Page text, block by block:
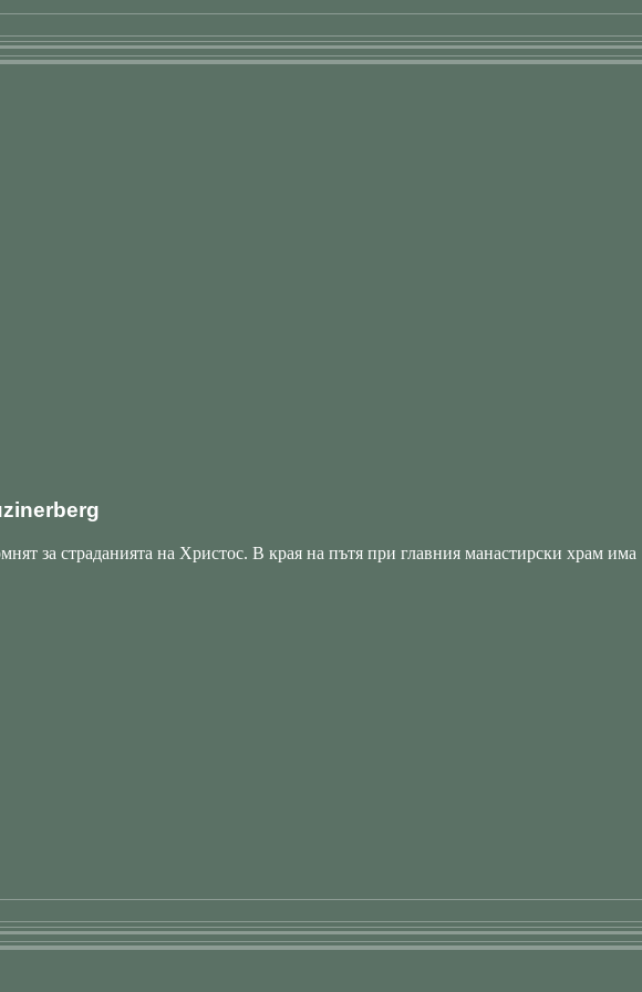
за страданията на Христос. В края на пътя при главния манастирски храм има